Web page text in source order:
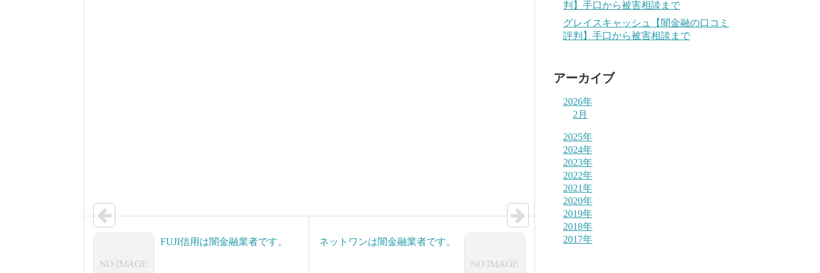
FUJI信用は闇金融業者です。 ネットワンは闇金融業者です。
判】手口から被害相談まで
グレイスキャッシュ【闇金融の口コミ
評判】手口から被害相談まで
アーカイブ
2026年
2月
2025年
2024年
2023年
2022年
2021年
2020年
2019年
2018年
2017年